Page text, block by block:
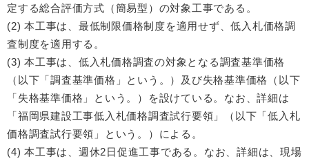
定する総合評価方式（簡易型）の対象工事である。
(2) 本工事は、最低制限価格制度を適用せず、低入札価格調
査制度を適用する。
(3) 本工事は、低入札価格調査の対象となる調査基準価格
（以下「調査基準価格」という。）及び失格基準価格（以下
「失格基準価格」という。）を設けている。なお、詳細は
「福岡県建設工事低入札価格調査試行要領」（以下「低入札
価格調査試行要領」という。）による。
(4) 本工事は、週休2日促進工事である。なお、詳細は、現場